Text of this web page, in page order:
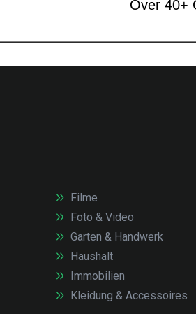
Filme
Foto & Video
Garten & Handwerk
Haushalt
Immobilien
Kleidung & Accessoires